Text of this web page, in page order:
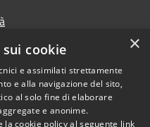
Copyright © 2026 • Comune di
×
cookie
e assimilati strettamente
e alla navigazione del sito,
al solo fine di elaborare
e anonime.
cookie policy al seguente link